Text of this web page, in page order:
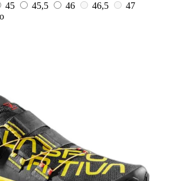
45 45,5 46 46,5
47